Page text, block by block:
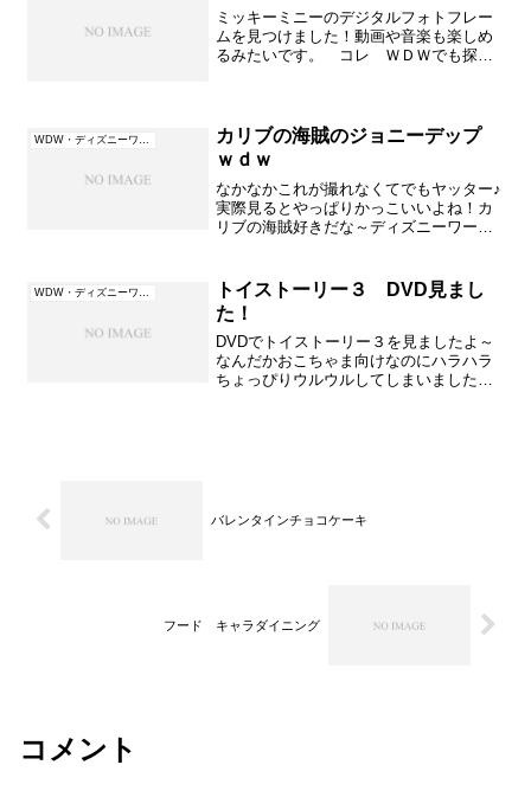
ミッキーミニーのデジタルフォトフレー
ムを見つけました！動画や音楽も楽しめ
るみたいです。 コレ ＷＤＷでも探し
ょっとうれしかったです♪...
カリブの海賊のジョニーデップ
ｗｄｗ
なかなかこれが撮れなくてでもヤッター♪
実際見るとやっぱりかっこいいよね！カ
リブの海賊好きだな～ディズニーワール
りｗｄｗは大好きだな～日本と違って一
眼レフを持っている人っ...
トイストーリー３ DVD見まし
た！
DVDでトイストーリー３を見ましたよ～
なんだかおこちゃま向けなのにハラハラ
ちょっぴりウルウルしてしまいましたよ
バレンタインチョコケーキ
フード キャラダイニング
コメント